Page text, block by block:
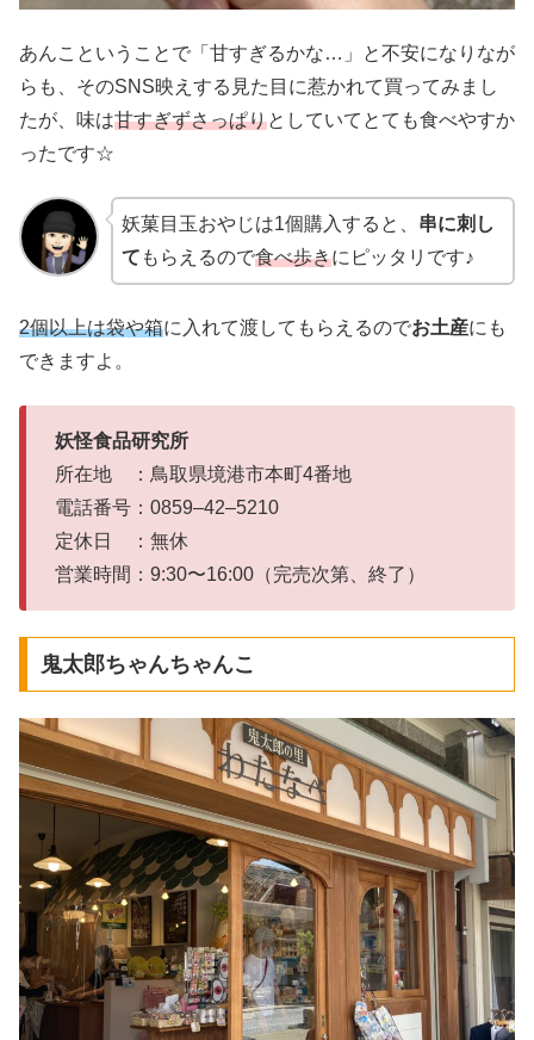
あんこということで「甘すぎるかな…」と不安になりなが
らも、そのSNS映えする見た目に惹かれて買ってみまし
たが、味は甘すぎずさっぱりとしていてとても食べやすか
ったです☆
妖菓目玉おやじは1個購入すると、 串に刺し
て もらえるので食べ歩きにピッタリです♪
2個以上は袋や箱に入れて渡してもらえるのでお土産にも
できますよ。
妖怪食品研究所
所在地 ：鳥取県境港市本町4番地
電話番号：0859–42–5210
定休日 ：無休
営業時間：9:30〜16:00（完売次第、終了）
鬼太郎ちゃんちゃんこ